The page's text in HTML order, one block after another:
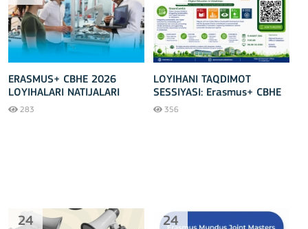
ERASMUS+ CBHE 2026
LOYIHALARI NATIJALARI
E'LON QILINDI!
283
LOYIHANI TAQDIMOT
SESSIYASI: Erasmus+ CBHE
– GreenCamUz loyihasi
356
24 24